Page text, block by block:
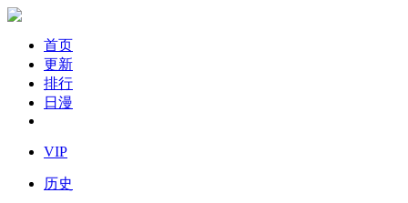
首页
更新
排行
日漫
VIP
历史